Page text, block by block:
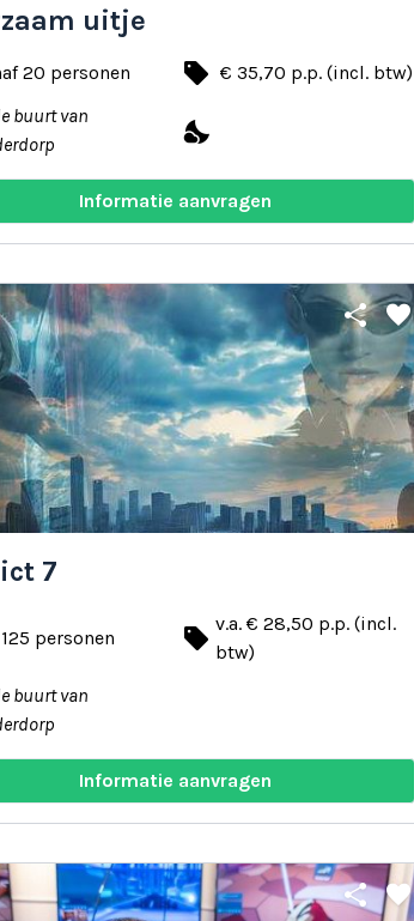
uitje
20 personen local_offer € 35,70 p.p. (incl. btw)
buurt van
nights_stay
Informatie aanvragen
share favorite
7
personen local_offer v.a. € 28,50 p.p. (incl.
btw)
buurt van
Informatie aanvragen
share favorite